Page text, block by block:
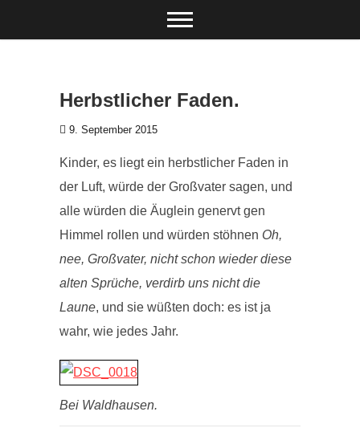
Herbstlicher Faden.
9. September 2015
Kinder, es liegt ein herbstlicher Faden in
der Luft, würde der Großvater sagen, und
alle würden die Äuglein genervt gen
Himmel rollen und würden stöhnen Oh,
nee, Großvater, nicht schon wieder diese
alten Sprüche, verdirb uns nicht die
Laune, und sie wüßten doch: es ist ja
wahr, wie jedes Jahr.
Bei Waldhausen.